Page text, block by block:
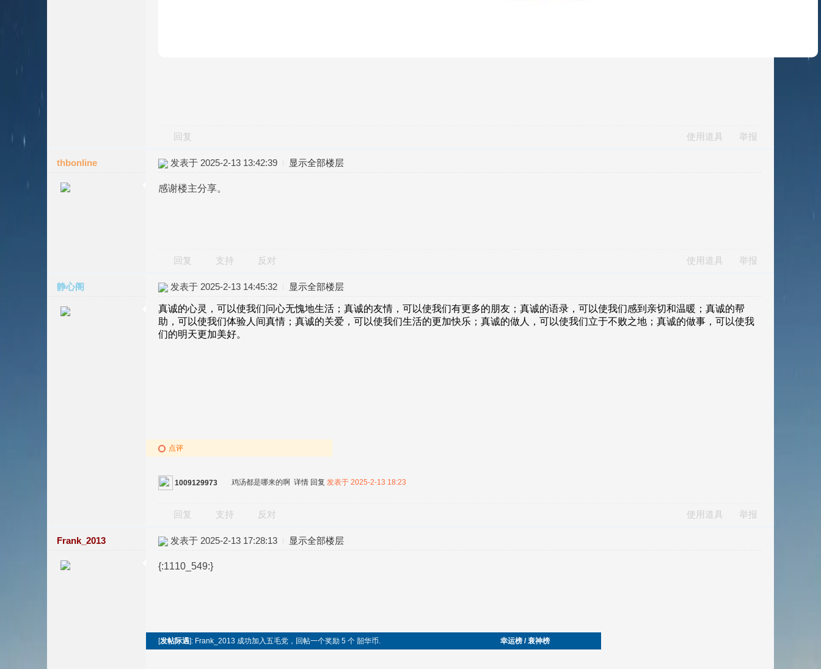
回复 使用道具 举报
thbonline 发表于 2025-2-13 13:42:39 显示全部楼层
感谢楼主分享。
回复 支持 反对 使用道具 举报
静心阁 发表于 2025-2-13 14:45:32 显示全部楼层
点评
1009129973 鸡汤都是哪来的啊 详情 回复 发表于 2025-2-13 18:23
回复 支持 反对 使用道具 举报
Frank_2013 发表于 2025-2-13 17:28:13 显示全部楼层
{:1110_549:}
[发帖际遇]: Frank_2013 成功加入五毛党，回帖一个奖励 5 个 韶华币. 幸运榜 / 衰神榜